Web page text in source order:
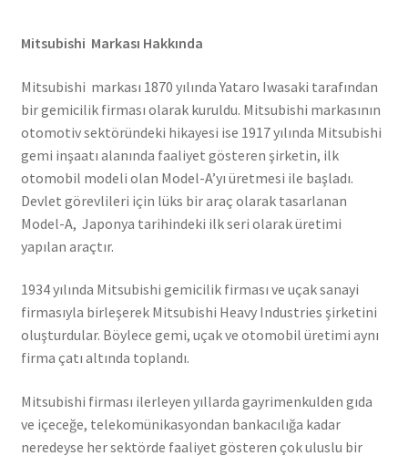
Mitsubishi Markası Hakkında
Mitsubishi markası 1870 yılında Yataro Iwasaki tarafından
bir gemicilik firması olarak kuruldu. Mitsubishi markasının
otomotiv sektöründeki hikayesi ise 1917 yılında Mitsubishi
gemi inşaatı alanında faaliyet gösteren şirketin, ilk
otomobil modeli olan Model-A’yı üretmesi ile başladı.
Devlet görevlileri için lüks bir araç olarak tasarlanan
Model-A, Japonya tarihindeki ilk seri olarak üretimi
yapılan araçtır.
1934 yılında Mitsubishi gemicilik firması ve uçak sanayi
firmasıyla birleşerek Mitsubishi Heavy Industries şirketini
oluşturdular. Böylece gemi, uçak ve otomobil üretimi aynı
firma çatı altında toplandı.
Mitsubishi firması ilerleyen yıllarda gayrimenkulden gıda
ve içeceğe, telekomünikasyondan bankacılığa kadar
neredeyse her sektörde faaliyet gösteren çok uluslu bir